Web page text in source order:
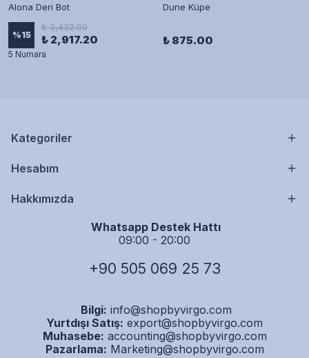
Alona Deri Bot
%15
₺ 3,432.00
₺ 2,917.20
5 Numara
Dune Küpe
₺ 875.00
Kategoriler
Hesabım
Hakkımızda
Whatsapp Destek Hattı
09:00 - 20:00
+90 505 069 25 73
Bilgi: info@shopbyvirgo.com
Yurtdışı Satış: export@shopbyvirgo.com
Muhasebe: accounting@shopbyvirgo.com
Pazarlama: Marketing@shopbyvirgo.com